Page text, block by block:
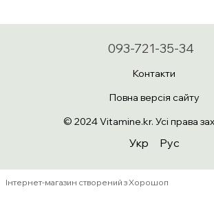
093-721-35-34
Контакти
Повна версія сайту
© 2024 Vitamine.kr. Усі права
Укр Рус
Інтернет-магазин створений з Хорошоп